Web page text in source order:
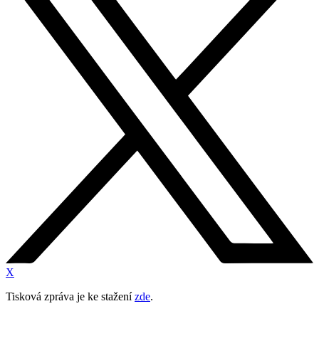
X
Tisková zpráva je ke staženízde.